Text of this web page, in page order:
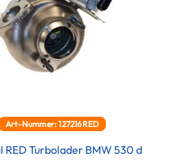
Art-Nummer: 127216RED
RED Turbolader BMW 530 d